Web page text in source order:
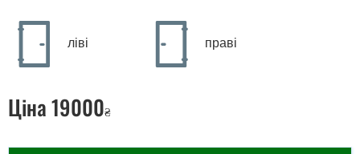
ліві праві
Ціна19000₴